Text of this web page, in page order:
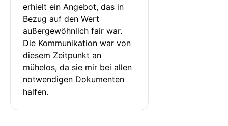
erhielt ein Angebot, das in
Bezug auf den Wert
außergewöhnlich fair war.
Die Kommunikation war von
diesem Zeitpunkt an
mühelos, da sie mir bei allen
notwendigen Dokumenten
halfen.